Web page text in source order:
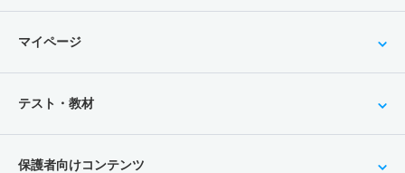
マイページ
テスト・教材
保護者向けコンテンツ